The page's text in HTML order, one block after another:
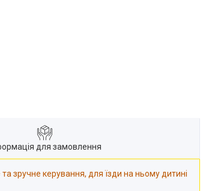
для замовлення
зручне керування, для їзди на ньому дитині